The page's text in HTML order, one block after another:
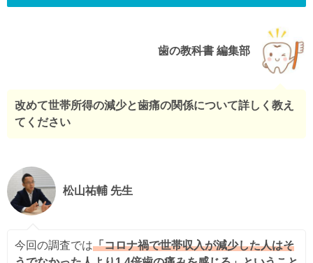
歯の教科書 編集部
改めて世帯所得の減少と歯痛の関係について詳しく教え
てください
松山祐輔 先生
今回の調査では「コロナ禍で世帯収入が減少した人はそ